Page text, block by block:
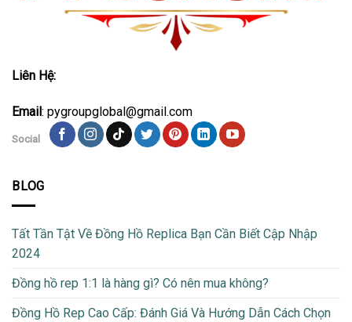
Liên Hệ:
Email: pygroupglobal@gmail.com
Social
BLOG
Tất Tần Tật Về Đồng Hồ Replica Bạn Cần Biết Cập Nhập
2024
Đồng hồ rep 1:1 là hàng gì? Có nên mua không?
Đồng Hồ Rep Cao Cấp: Đánh Giá Và Hướng Dẫn Cách Chọn